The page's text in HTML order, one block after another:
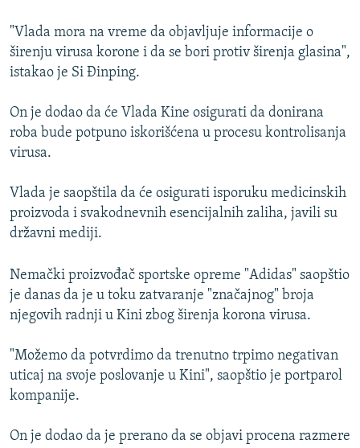
"Vlada mora na vreme da objavljuje informacije o
širenju virusa korone i da se bori protiv širenja glasina",
istakao je Si Đinping.
On je dodao da će Vlada Kine osigurati da donirana
roba bude potpuno iskorišćena u procesu kontrolisanja
virusa.
Vlada je saopštila da će osigurati isporuku medicinskih
proizvoda i svakodnevnih esencijalnih zaliha, javili su
državni mediji.
Nemački proizvođač sportske opreme "Adidas" saopštio
je danas da je u toku zatvaranje "značajnog" broja
njegovih radnji u Kini zbog širenja korona virusa.
"Možemo da potvrdimo da trenutno trpimo negativan
uticaj na svoje poslovanje u Kini", saopštio je portparol
kompanije.
On je dodao da je prerano da se objavi procena razmere